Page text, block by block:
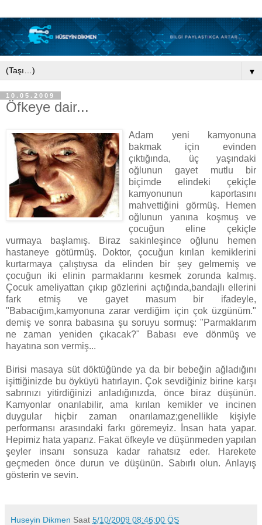
▼
10.05.2009
Öfkeye dair...
Adam yeni kamyonuna
bakmak için evinden
çıktığında, üç yaşındaki
oğlunun gayet mutlu bir
biçimde elindeki çekiçle
kamyonunun kaportasını
mahvettiğini görmüş. Hemen
oğlunun yanına koşmuş ve
çocuğun eline çekiçle
vurmaya başlamış. Biraz sakinleşince oğlunu hemen
hastaneye götürmüş. Doktor, çocuğun kırılan kemiklerini
kurtarmaya çalıştıysa da elinden bir şey gelmemiş ve
çocuğun iki elinin parmaklarını kesmek zorunda kalmış.
Çocuk ameliyattan çıkıp gözlerini açtığında,bandajlı ellerini
fark etmiş ve gayet masum bir ifadeyle,
"Babacığım,kamyonuna zarar verdiğim için çok üzgünüm."
demiş ve sonra babasına şu soruyu sormuş: "Parmaklarım
ne zaman yeniden çıkacak?" Babası eve dönmüş ve
hayatına son vermiş...
Birisi masaya süt döktüğünde ya da bir bebeğin ağladığını
işittiğinizde bu öyküyü hatırlayın. Çok sevdiğiniz birine karşı
sabrınızı yitirdiğinizi anladığınızda, önce biraz düşünün.
Kamyonlar onarılabilir, ama kırılan kemikler ve incinen
duygular hiçbir zaman onarılamaz;genellikle kişiyle
performansı arasındaki farkı göremeyiz. İnsan hata yapar.
Hepimiz hata yaparız. Fakat öfkeyle ve düşünmeden yapılan
şeyler insanı sonsuza kadar rahatsız eder. Harekete
geçmeden önce durun ve düşünün. Sabırlı olun. Anlayış
gösterin ve sevin.
Huseyin Dikmen Saat 5/10/2009 08:46:00 ÖS